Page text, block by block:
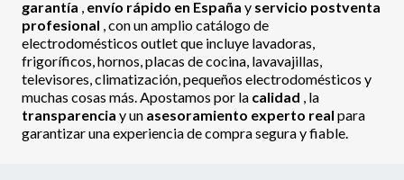
garantía , envío rápido en España y servicio postventa
profesional , con un amplio catálogo de
electrodomésticos outlet que incluye lavadoras,
frigoríficos, hornos, placas de cocina, lavavajillas,
televisores, climatización, pequeños electrodomésticos y
muchas cosas más. Apostamos por la calidad , la
transparencia y un asesoramiento experto real para
garantizar una experiencia de compra segura y fiable.